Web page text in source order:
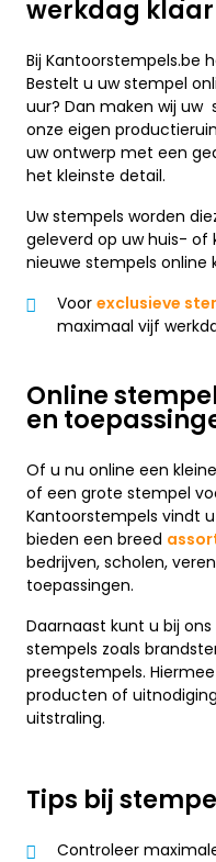
werkdag klaar
Bij Kantoorstempels.be
Bestelt u uw stempel
uur? Dan maken wij uw
onze eigen
uw ontwerp met een
het kleinste detail.
Uw stempels worden
geleverd op uw huis- of
nieuwe stempels online
Voor exclusieve
maximaal vijf
Online
en
Of u nu online een
of een grote stempel
Kantoorstempels vindt
bieden een breed
bedrijven, scholen,
toepassingen.
Daarnaast kunt u bij
stempels zoals
preegstempels.
producten of
uitstraling.
Tips bij
Controleer